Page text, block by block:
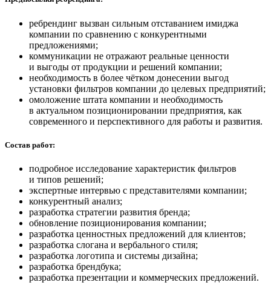
ребрендинг вызван сильным отставанием имиджа
компании по сравнению с конкурентными
предложениями;
коммуникации не отражают реальные ценности
и выгоды от продукции и решений компании;
необходимость в более чётком донесении выгод
установки фильтров компании до целевых предприятий;
омоложение штата компании и необходимость
в актуальном позиционировании предприятия, как
современного и перспективного для работы и развития.
Состав работ:
подробное исследование характеристик фильтров
и типов решений;
экспертные интервью с представителями компании;
конкурентный анализ;
разработка стратегии развития бренда;
обновление позиционирования компании;
разработка ценностных предложений для клиентов;
разработка слогана и вербального стиля;
разработка логотипа и системы дизайна;
разработка брендбука;
разработка презентации и коммерческих предложений.